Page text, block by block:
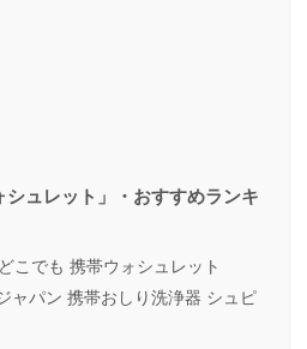
シュレット」・おすすめランキ
こでも 携帯ウォシュレット
ャパン 携帯おしり洗浄器 シュピ